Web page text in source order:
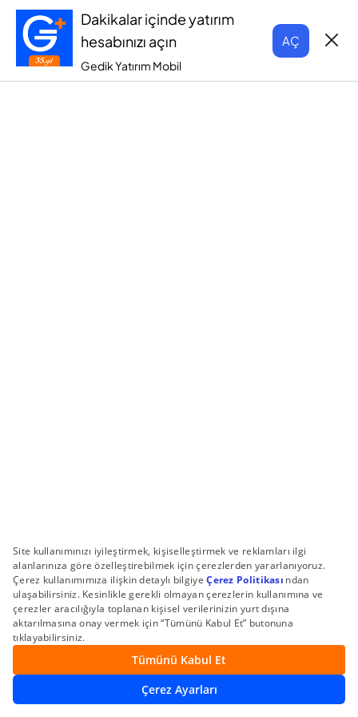
Dakikalar içinde yatırım
hesabınızı açın
Gedik Yatırım Mobil
AÇ